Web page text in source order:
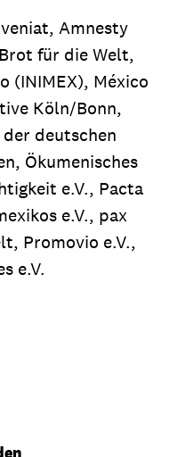
Amnesty
für die Welt,
(INIMEX), México
Köln/Bonn,
der deutschen
Ökumenisches
e.V., Pacta
e.V., pax
Promovio e.V.,
e.V.